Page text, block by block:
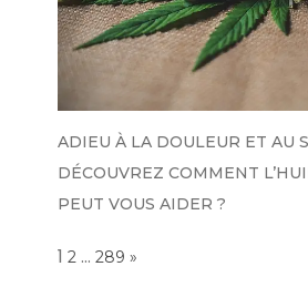
ADIEU À LA DOULEUR ET AU
DÉCOUVREZ COMMENT
PEUT VOUS AIDER ?
Page:
1 2 … 289 NEXT
»